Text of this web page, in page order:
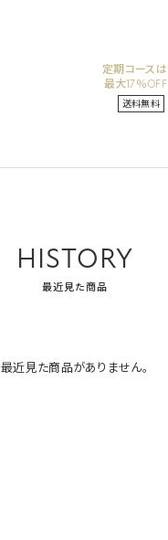
定期コースは
最大17％OFF
送料無料
HISTORY
最近見た商品
最近見た商品がありません。